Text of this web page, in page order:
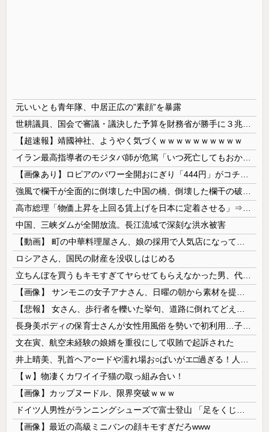
元いいとも青年隊、中居正広の”素顔”を暴露
【超速報】靖國神社、ようやく気づくｗｗｗｗｗｗｗｗｗｗ
中国、三峡ダムが全開放流。長江流域で深刻な洪水被害
ロシアさん、国民の財産を没収しはじめる
文在寅、航空未経験の娘婿を重役にして収賄で起訴された
【ｗ】物凄くカワイイ子猫の取っ組み合い！
【画像】カップヌードル、限界突破ｗｗｗ
【画像】最近の高級ミニバンの顔キモすぎだろwww